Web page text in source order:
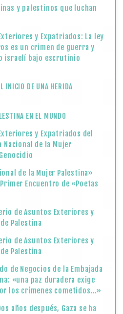
y palestinos que luchan
y Expatriados: La ley
es un crimen de guerra y
israelí bajo escrutinio
INICIO DE UNA HERIDA
EN EL MUNDO
y Expatriados del
Nacional de la Mujer
de la Mujer Palestina»
Encuentro de «Poetas
de Asuntos Exteriores y
Palestina
de Asuntos Exteriores y
Palestina
de Negocios de la Embajada
«una paz duradera exige
los crímenes cometidos…»
años después, Gaza se ha